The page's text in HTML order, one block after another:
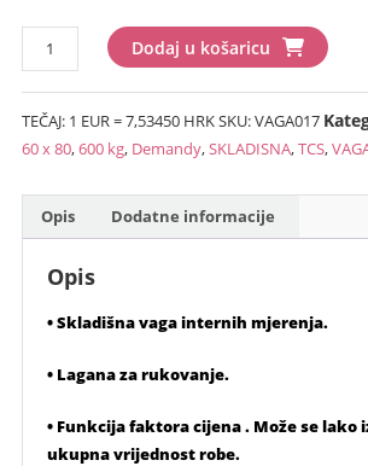
VAGA
SKLADISNA
Demandy
TCS
600
x
količina
Dodaj u košaricu
TEČAJ: 1 EUR = 7,53450 HRKSKU:VAGA017
60 x 80,600 kg, Demandy,SKLADISNA,TCS,
Opis Dodatne informacije
Opis
• Skladišna vaga internih mjerenja.
• Lagana za rukovanje.
• Funkcija faktora cijena . Može se lako
ukupna vrijednost robe.